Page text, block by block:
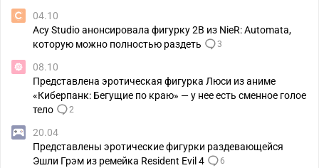
04.10
Acy Studio анонсировала фигурку 2B из NieR: Automata,
которую можно полностью раздеть
3
08.10
Представлена эротическая фигурка Люси из аниме
«Киберпанк: Бегущие по краю» — у нее есть сменное голое
тело
2
20.04
Представлены эротические фигурки раздевающейся
Эшли Грэм из ремейка Resident Evil 4
6